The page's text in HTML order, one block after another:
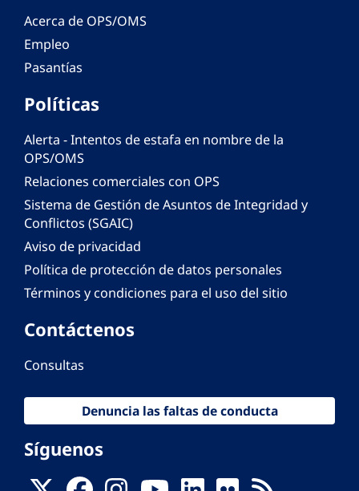
Acerca de OPS/OMS
Empleo
Pasantías
Políticas
Alerta - Intentos de estafa en nombre de la
OPS/OMS
Relaciones comerciales con OPS
Sistema de Gestión de Asuntos de Integridad y
Conflictos (SGAIC)
Aviso de privacidad
Política de protección de datos personales
Términos y condiciones para el uso del sitio
Contáctenos
Consultas
Denuncia las faltas de conducta
Síguenos